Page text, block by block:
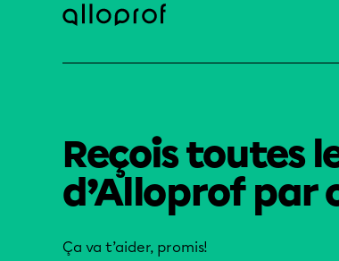
Reçois toutes
d’Alloprof par
Ça va t’aider, promis!